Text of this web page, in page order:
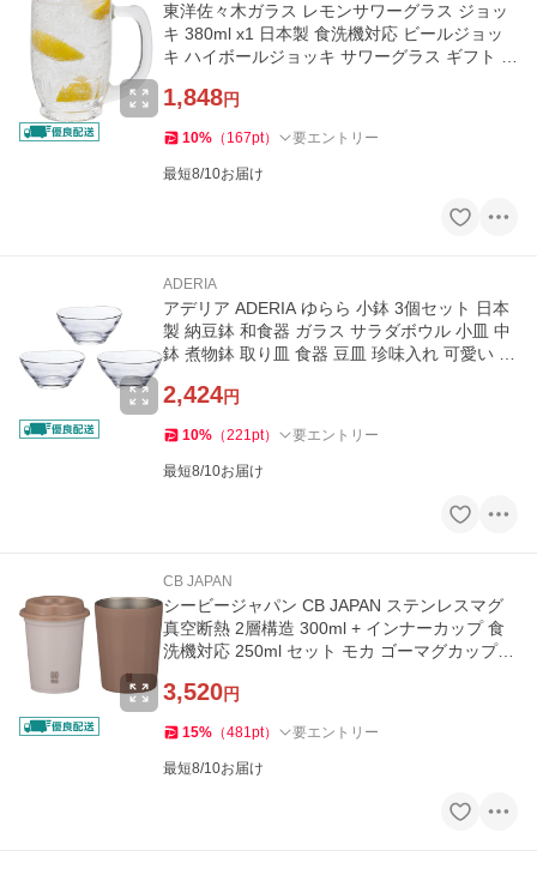
東洋佐々木ガラス レモンサワーグラス ジョッ
キ 380ml x1 日本製 食洗機対応 ビールジョッ
キ ハイボールジョッキ サワーグラス ギフト プ
1,848円
10% （ 167pt） 要エントリー
最短8/10お届け
ADERIA
アデリア ADERIA ゆらら 小鉢 3個セット 日本
製 納豆鉢 和食器 ガラス サラダボウル 小皿 中
鉢 煮物鉢 取り皿 食器 豆皿 珍味入れ 可愛い 焼
2,424円
10% （221pt） 要エントリー
最短8/10お届け
CB JAPAN
シービージャパン CB JAPAN ステンレスマグ
真空断熱 2層構造 300ml + インナーカップ 食
洗機対応 250ml セット モカ ゴーマグカップセ
3,520円
15% （481pt） 要エントリー
最短8/10お届け